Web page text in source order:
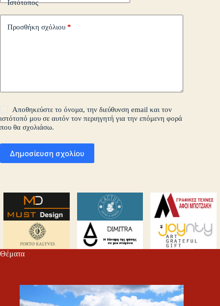
Ιστότοπος
Προσθήκη σχόλιου *
Αποθηκεύστε το όνομα, την διεύθυνση email και τον
ιστότοπό μου σε αυτόν τον περιηγητή για την επόμενη φορά
που θα σχολιάσω.
Δημοσίευση σχολίου
Θέματα